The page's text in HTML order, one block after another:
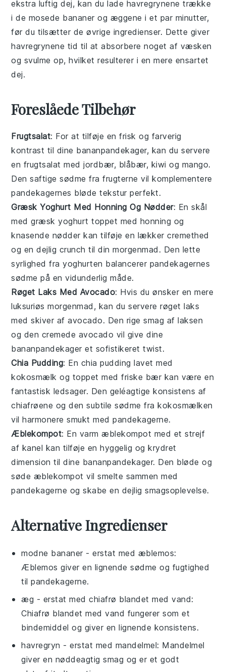
ekstra luftig dej, kan du lade havregrynene trække
i de mosede bananer og æggene i et par minutter,
før du tilsætter de øvrige ingredienser. Dette giver
havregrynene tid til at absorbere noget af væsken
og svulme op, hvilket resulterer i en mere ensartet
dej.
Foreslåede Tilbehør
Frugtsalat: For at tilføje en frisk og farverig
kontrast til dine bananpandekager, kan du servere
en frugtsalat medjordbær, blåbær, kiwi og mango.
Den saftige sødme frafrugterne vil komplementere
pandekagernes bløde tekstur perfekt.
Græsk Yoghurt Med Honning Og Nødder: En skål
medgræsk yoghurt toppet med honning og
knasende nødder kan tilføje en lækker cremethed
og en dejlig crunch til din morgenmad. Den lette
syrlighed frayoghurten balancerer pandekagernes
sødme på en vidunderlig måde.
Røget Laks Med Avocado: Hvis du ønsker en mere
luksuriøs morgenmad, kan du servererøget laks
med skiver afavocado. Den rige smag aflaksen
og den cremede avocado vil give dine
bananpandekager et sofistikeret twist.
Chia Pudding: En chia pudding lavet med
kokosmælk og toppet medfriske bær kan være en
fantastisk ledsager. Den geléagtige konsistens af
chiafrøene og den subtile sødme frakokosmælken
vil harmonere smukt med pandekagerne.
Æblekompot: En varmæblekompot med et strejf
af kanel kan tilføje en hyggelig og krydret
dimension til dine bananpandekager. Den bløde og
søde æblekompot vil smelte sammen med
pandekagerne og skabe en dejlig smagsoplevelse.
Alternative Ingredienser
modne bananer - erstat med æblemos:
Æblemos giver en lignende sødme og fugtighed
til pandekagerne.
æg - erstat medchiafrø blandet med vand:
Chiafrø blandet med vand fungerer som et
bindemiddel og giver en lignende konsistens.
havregryn - erstat med mandelmel: Mandelmel
giver en nøddeagtig smag og er et godt